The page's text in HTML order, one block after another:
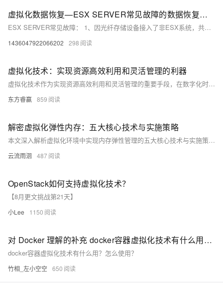
虚拟化数据恢复—ESX SERVER常见故障的数据恢复方案
ESX SERVER常见故障： 1、因光纤存储设备接入了非ESX系统，共享未互斥，对存储进行了改写(重装系统，WINDOWS初始化，格式化等)，导致存储结构损坏。 2、升级或者变更卷时分区表或VMFS卷结构异常。 3、误删除VMFS存储中的VMDK。 4、VMFS格式化。
1436047922066202 298
虚拟化技术：实现资源高效利用和灵活管理的利器
虚拟化技术作为实现资源高效利用和灵活管理的重要手段，在数字化时代背景下，正逐步改变传统IT架构模式。本文概述了虚拟化技术的概念、原理及其在数据中心管理、云计算平台、企业信息化建设、科研教育及医疗行业的应用，并探讨了其面临的挑战与未来发展趋势。
东方睿赢 859
解密虚拟化弹性内存：五大核心技术与实施策略
本文深入解析虚拟化环境中实现内存弹性管理的五大核心技术与实施策略。内容涵盖内存架构演进、关键技术原理、性能优化方法及典型问题解决方案，助力提升虚拟机密度与资源利用率。
云流雨洄 487
OpenStack如何支持虚拟化技术？
【8月更文挑战第21天】
小Lee 1150
对 Docker 理解的补充 docker容器虚拟化技术有什么用？怎么使用？
docker容器虚拟化技术有什么用？怎么使用？
竹相_左小空空 650